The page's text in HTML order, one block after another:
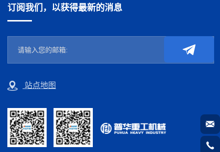
订阅我们，以获得最新的消息
站点地图